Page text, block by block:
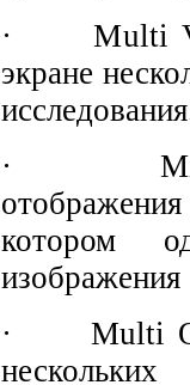
· Multi
экране
· Mirror
котором
изображения
· Multi